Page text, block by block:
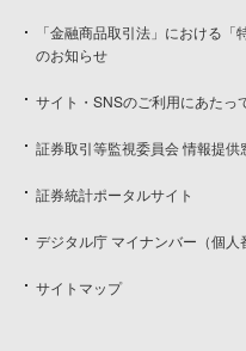
「金融商品取引法」における
のお知らせ
サイト・SNSのご利用にあたっ
証券取引等監視委員会 情報提供
証券統計ポータルサイト
デジタル庁 マイナンバー（個人
サイトマップ